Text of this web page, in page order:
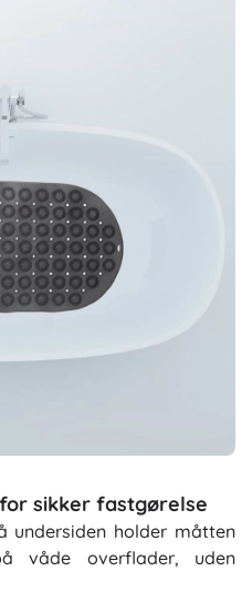
sikker fastgørelse
undersiden holder måtten
våde overflader, uden